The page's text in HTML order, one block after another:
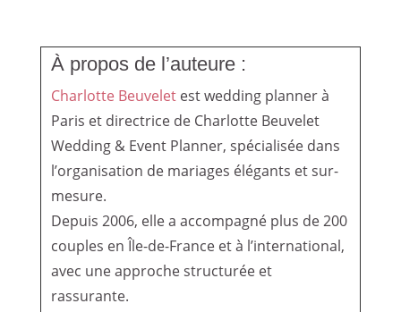
À propos de l’auteure :
Charlotte Beuveletest wedding planner à
Paris et directrice de Charlotte Beuvelet
Wedding & Event Planner, spécialisée dans
l’organisation de mariages élégants et sur-
mesure.
Depuis 2006, elle a accompagné plus de 200
couples en Île-de-France et à l’international,
avec une approche structurée et
rassurante.